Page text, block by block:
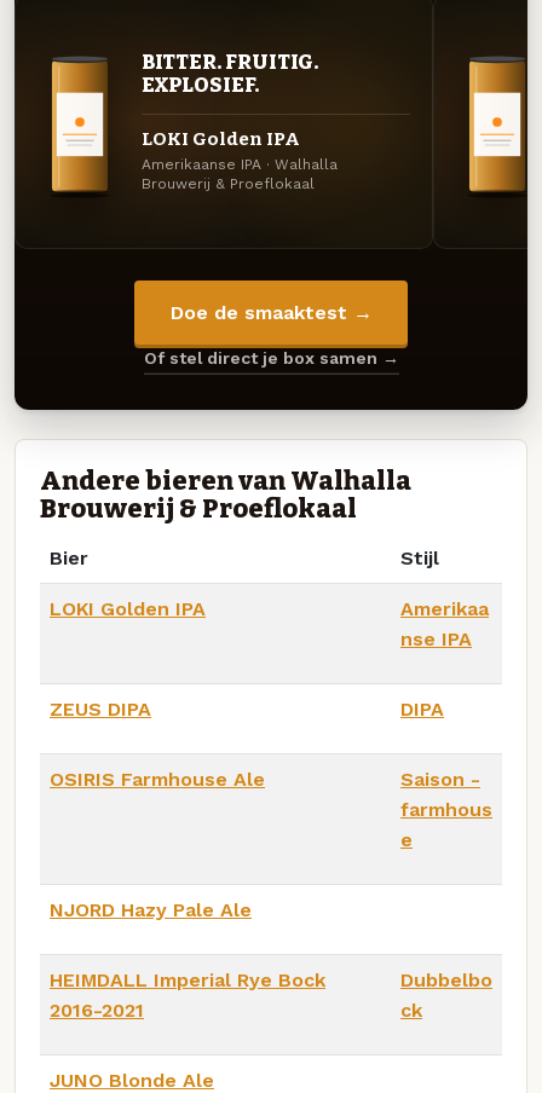
BITTER. FRUITIG.
EXPLOSIEF.
LOKI Golden IPA
Amerikaanse IPA · Walhalla
Brouwerij & Proeflokaal
Doe de smaaktest →
Of stel direct je box samen →
Andere bieren van Walhalla
Brouwerij & Proeflokaal
Bier Stijl
LOKI Golden IPA
Amerikaa
nse IPA
ZEUS DIPA DIPA
OSIRIS Farmhouse Ale
Saison -
farmhous
e
NJORD Hazy Pale Ale
HEIMDALL Imperial Rye Bock
2016-2021
Dubbelbo
ck
JUNO Blonde Ale